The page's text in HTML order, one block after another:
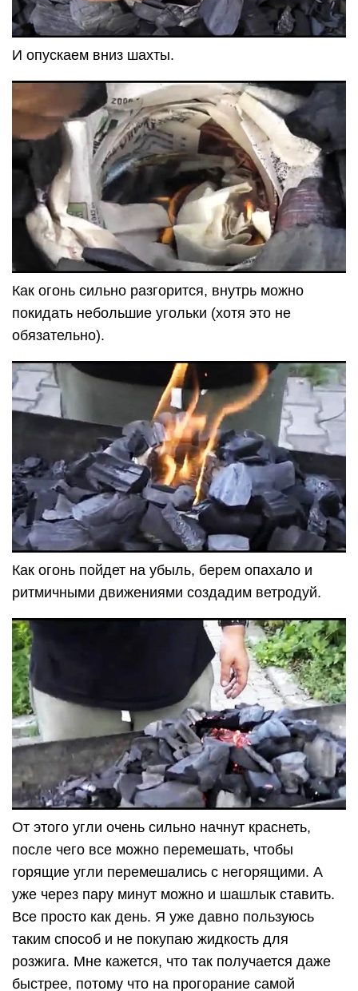
И опускаем вниз шахты.
Как огонь сильно разгорится, внутрь можно
покидать небольшие угольки (хотя это не
обязательно).
Как огонь пойдет на убыль, берем опахало и
ритмичными движениями создадим ветродуй.
От этого угли очень сильно начнут краснеть,
после чего все можно перемешать, чтобы
горящие угли перемешались с негорящими. А
уже через пару минут можно и шашлык ставить.
Все просто как день. Я уже давно пользуюсь
таким способ и не покупаю жидкость для
розжига. Мне кажется, что так получается даже
быстрее, потому что на прогорание самой